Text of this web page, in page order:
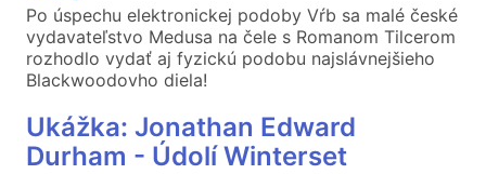
Po úspechu elektronickej podoby Vŕb sa malé české
vydavateľstvo Medusa na čele s Romanom Tilcerom
rozhodlo vydať aj fyzickú podobu najslávnejšieho
Blackwoodovho diela!
Ukážka: Jonathan Edward
Durham - Údolí Winterset